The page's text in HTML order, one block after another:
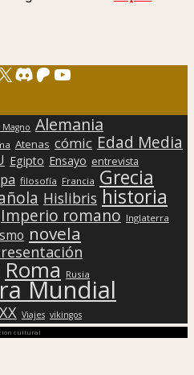
Discord
Patreon
YouTube
Alemania
Atenas cómic Edad Media
Egipto Ensayo entrevista
filosofía Francia Grecia
Hislibris historia
Imperio romano Inglaterra
novela
Roma Rusia
Mundial
Viajes vikingos
cultural